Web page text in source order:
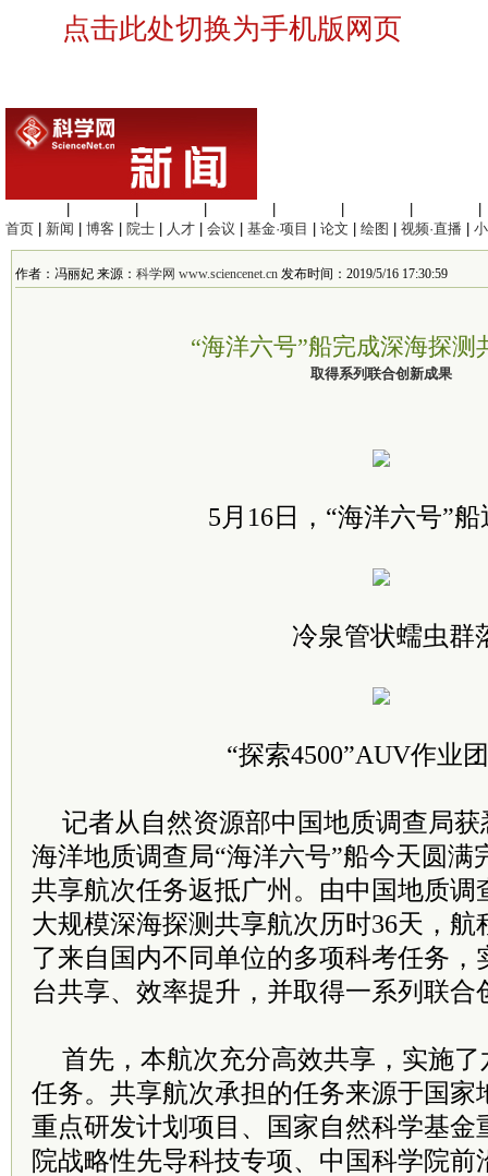
点击此处切换为手机版网页
首页
新闻 博客 院士 人才 会议 基金·项目 论文 绘图 视频·直播
作者：冯丽妃 来源： 科学网 www.sciencenet.cn 发布时间：2019/5/16 17:30:59
“海洋六号”船完成深海探测
取得系列联合创新成果
5月16日，“海洋六号”
冷泉管状蠕虫群
“探索4500”AUV作业
记者从自然资源部中国地质调查局
海洋地质调查局“海洋六号”船今天圆满
共享航次任务返抵广州。由中国地质调
大规模深海探测共享航次历时36天，航
了来自国内不同单位的多项科考任务，
台共享、效率提升，并取得一系列联合
首先，本航次充分高效共享，实施
任务。共享航次承担的任务来源于国家
重点研发计划项目、国家自然科学基金
院战略性先导科技专项、中国科学院前